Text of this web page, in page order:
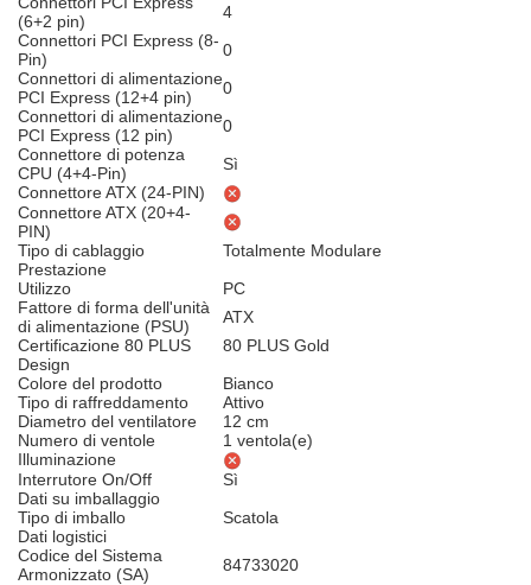
(6+2 pin)
4
Connettori PCI Express (8-
Pin)
0
Connettori di alimentazione
PCI Express (12+4 pin)
0
Connettori di alimentazione
PCI Express (12 pin)
0
Connettore di potenza
CPU (4+4-Pin)
Sì
Connettore ATX (24-PIN)
Connettore ATX (20+4-
PIN)
Tipo di cablaggio
Totalmente Modulare
Prestazione
Utilizzo
PC
Fattore di forma dell'unità
di alimentazione (PSU)
ATX
Certificazione 80 PLUS
80 PLUS Gold
Design
Colore del prodotto
Bianco
Tipo di raffreddamento
Attivo
Diametro del ventilatore
12 cm
Numero di ventole
1 ventola(e)
Illuminazione
Interrutore On/Off
Sì
Dati su imballaggio
Tipo di imballo
Scatola
Dati logistici
Codice del Sistema
Armonizzato (SA)
84733020